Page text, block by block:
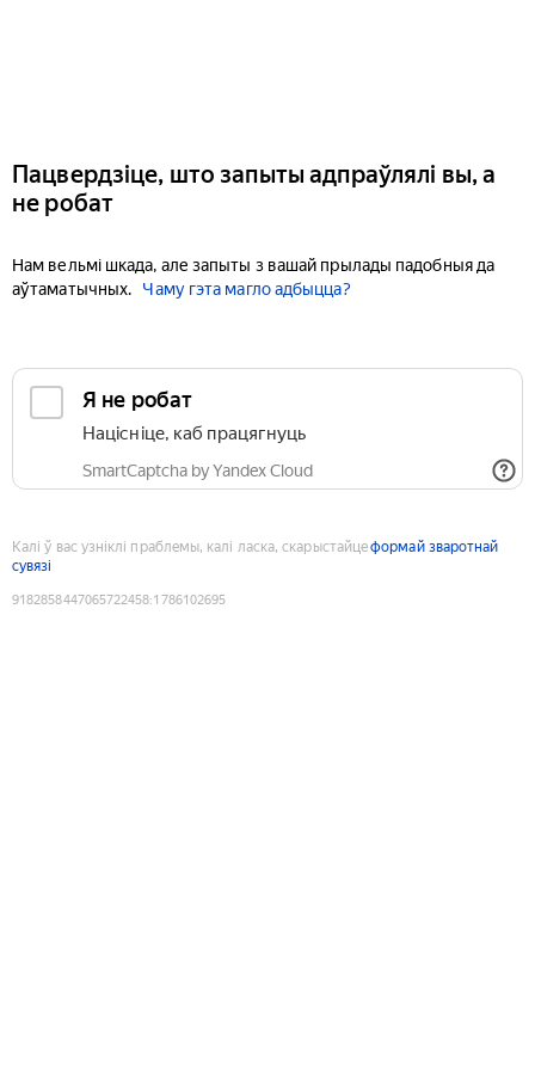
Пацвердзіце, што запыты адпраўлялі вы, а
не робат
Нам вельмі шкада, але запыты з вашай прылады падобныя да
аўтаматычных.
Чаму гэта магло адбыцца?
Я не робат
Націсніце, каб працягнуць
SmartCaptcha by Yandex Cloud
Калі ў вас узніклі праблемы, калі ласка, скарыстайцеформай зваротнай
сувязі
9182858447065722458:1786102695